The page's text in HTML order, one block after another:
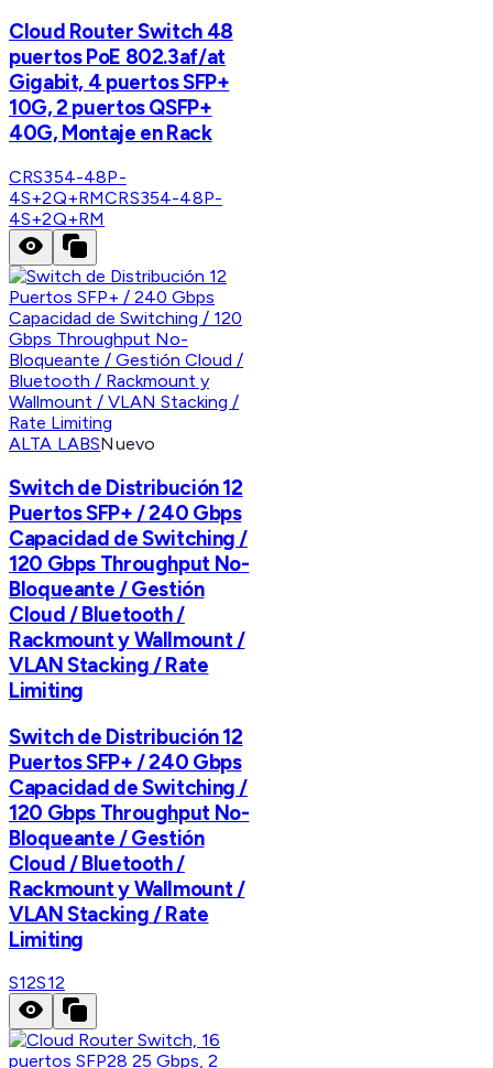
Cloud Router Switch 48
puertos PoE 802.3af/at
Gigabit, 4 puertos SFP+
10G, 2 puertos QSFP+
40G, Montaje en Rack
CRS354-48P-
4S+2Q+RMCRS354-48P-
4S+2Q+RM
ALTA LABSNuevo
Switch de Distribución 12
Puertos SFP+ / 240 Gbps
Capacidad de Switching /
120 Gbps Throughput No-
Bloqueante / Gestión
Cloud / Bluetooth /
Rackmount y Wallmount /
VLAN Stacking / Rate
Limiting
Switch de Distribución 12
Puertos SFP+ / 240 Gbps
Capacidad de Switching /
120 Gbps Throughput No-
Bloqueante / Gestión
Cloud / Bluetooth /
Rackmount y Wallmount /
VLAN Stacking / Rate
Limiting
S12S12